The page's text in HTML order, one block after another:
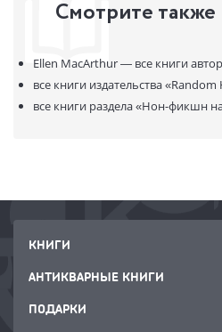
Смотрите также
Ellen MacArthur — все книги
все книги издательства«Random
все книги раздела«Нон-фикшн
КНИГИ
АНТИКВАРНЫЕ КНИГИ
ПОДАРКИ